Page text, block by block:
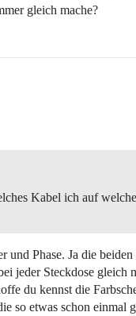
gleich mache?
Kabel ich auf
und Phase. Ja die
jeder Steckdose gleich
du kennst die
so etwas schon einmal